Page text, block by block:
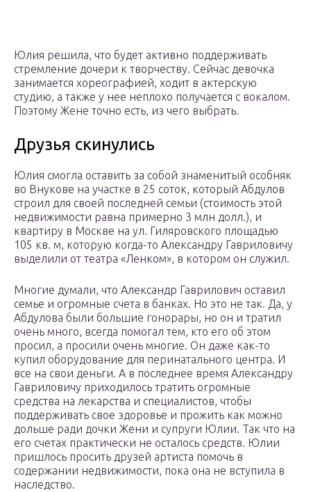
Юлия решила, что будет активно поддерживать
стремление дочери к творчеству. Сейчас девочка
занимается хореографией, ходит в актерскую
студию, а также у нее неплохо получается с вокалом.
Поэтому Жене точно есть, из чего выбрать.
Друзья скинулись
Юлия смогла оставить за собой знаменитый особняк
во Внукове на участке в 25 соток, который Абдулов
строил для своей последней семьи (стоимость этой
недвижимости равна примерно 3 млн долл.), и
квартиру в Москве на ул. Гиляровского площадью
105 кв. м, которую когда-то Александру Гавриловичу
выделили от театра «Ленком», в котором он служил.
Многие думали, что Александр Гаврилович оставил
семье и огромные счета в банках. Но это не так. Да, у
Абдулова были большие гонорары, но он и тратил
очень много, всегда помогал тем, кто его об этом
просил, а просили очень многие. Он даже как-то
купил оборудование для перинатального центра. И
все на свои деньги. А в последнее время Александру
Гавриловичу приходилось тратить огромные
средства на лекарства и специалистов, чтобы
поддерживать свое здоровье и прожить как можно
дольше ради дочки Жени и супруги Юлии. Так что на
его счетах практически не осталось средств. Юлии
пришлось просить друзей артиста помочь в
содержании недвижимости, пока она не вступила в
наследство.